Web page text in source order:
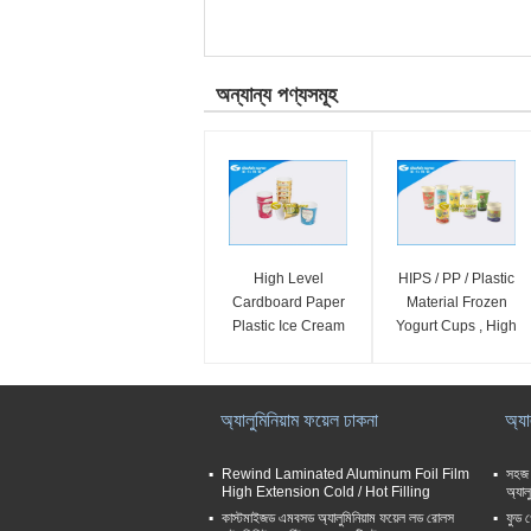
অন্যান্য পণ্যসমূহ
High Level
Cardboard Paper
Plastic Ice Cream
HIPS / PP / Plastic
Material Frozen
Yogurt Cups , High
অ্যালুমিনিয়াম ফয়েল ঢাকনা
Rewind Laminated Aluminum Foil Film
High Extension Cold / Hot Filling
কাস্টমাইজড এমবসড অ্যালুমিনিয়াম ফয়েল লড রোলস
সহজ
ফুড